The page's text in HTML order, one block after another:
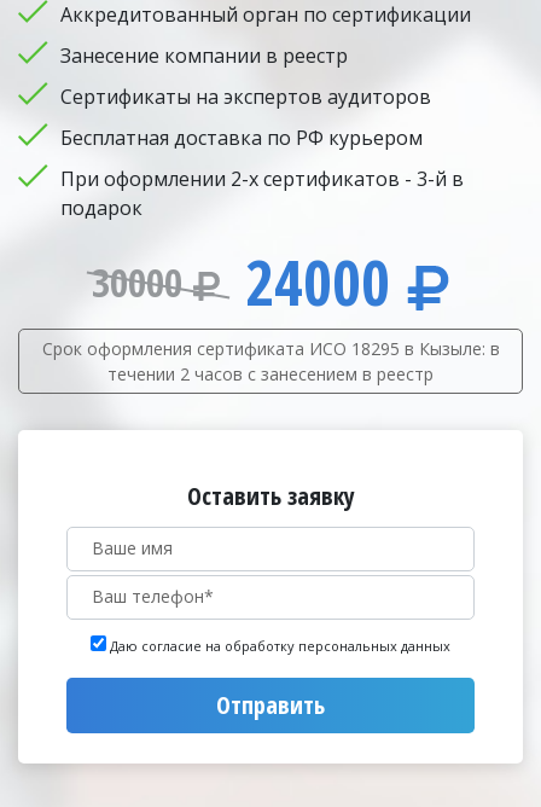
Аккредитованный орган по сертификации
Занесение компании в реестр
Сертификаты на экспертов аудиторов
Бесплатная доставка по РФ курьером
При оформлении 2-х сертификатов - 3-й в
подарок
30000 24000
Срок оформления сертификата ИСО 18295 в Кызыле: в
течении 2 часов с занесением в реестр
Оставить заявку
Даю согласие на обработку персональных данных
Отправить